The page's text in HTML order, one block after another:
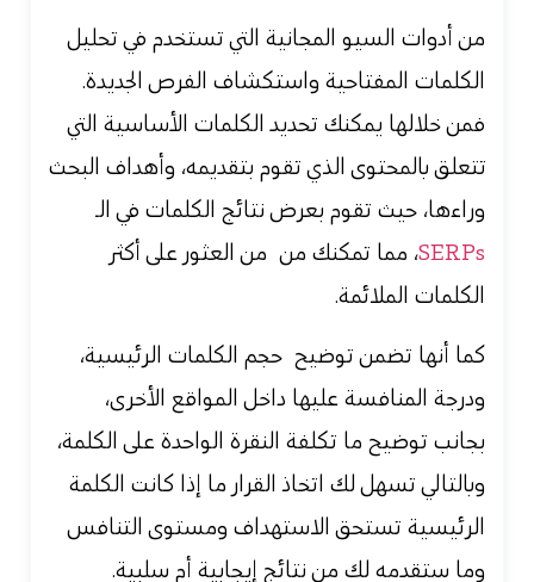
من أدوات السيو المجانية التي تستخدم في تحليل
الكلمات المفتاحية واستكشاف الفرص الجديدة.
فمن خلالها يمكنك تحديد الكلمات الأساسية التي
تتعلق بالمحتوى الذي تقوم بتقديمه، وأهداف البحث
وراءها، حيث تقوم بعرض نتائج الكلمات في الـ
SERPs، مما تمكنك من من العثور على أكثر
الكلمات الملائمة.
كما أنها تضمن توضيح حجم الكلمات الرئيسية،
ودرجة المنافسة عليها داخل المواقع الأخرى،
بجانب توضيح ما تكلفة النقرة الواحدة على الكلمة،
وبالتالي تسهل لك اتخاذ القرار ما إذا كانت الكلمة
الرئيسية تستحق الاستهداف ومستوى التنافس
وما ستقدمه لك من نتائج إيجابية أم سلبية.